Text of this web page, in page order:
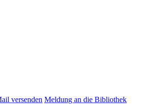
versenden Meldung an die Bibliothek